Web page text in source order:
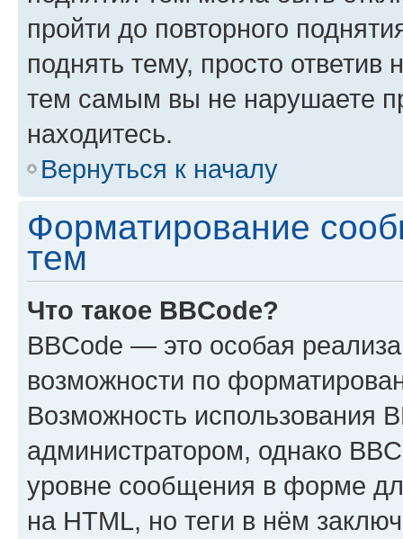
пройти до повторного
поднять тему, просто ответив
тем самым вы не нарушаете
находитесь.
Вернуться к началу
Форматирование
тем
Что такое BBCode?
BBCode — это особая
возможности по
Возможность использования
администратором, однако
уровне сообщения в форме
на HTML, но теги в нём